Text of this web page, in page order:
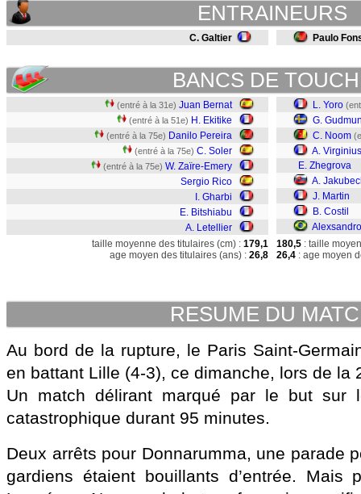
ENTRAINEURS
C. Galtier Paulo
BANCS DE
(entré à la 31e) Juan Bernat
(entré à la 51e) H. Ekitike
(entré à la 75e) Danilo Pereira
(entré à la 75e) C. Soler
(entré à la 75e) W. Zaïre-Emery
Sergio Rico
I. Gharbi
E. Bitshiabu
A. Letellier
L. Yoro
G.
C. Noom
A. Virginius
E. Zhegrova
A.
J. Martin
B. Costil
Alexsandro
taille moyenne des titulaires (cm) : 179,1
age moyen des titulaires (ans) : 26,8
180,5 : taille
26,4 : age moyen
RESUME DU
Au bord de la rupture, le Paris Saint-
en battant Lille (4-3), ce dimanche, lors de la
Un match délirant marqué par le but sur
catastrophique durant 95 minutes.
Deux arrêts pour Donnarumma, une parade
gardiens étaient bouillants d’entrée. Mais